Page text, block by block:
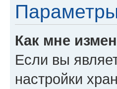
Как мне
Если вы
настройки